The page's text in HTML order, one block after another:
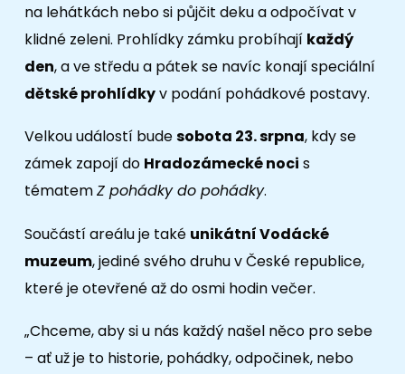
na lehátkách nebo si půjčit deku a odpočívat v
klidné zeleni. Prohlídky zámku probíhají každý
den, a ve středu a pátek se navíc konají speciální
dětské prohlídkyv podání pohádkové postavy.
Velkou událostí budesobota 23. srpna, kdy se
zámek zapojí do Hradozámecké noci s
tématemZ pohádky do pohádky.
Součástí areálu je také unikátní Vodácké
muzeum, jediné svého druhu v České republice,
které je otevřené až do osmi hodin večer.
„Chceme, aby si u nás každý našel něco pro sebe
– ať už je to historie, pohádky, odpočinek, nebo